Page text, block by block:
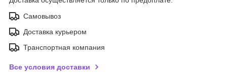
Самовывоз
Доставка курьером
Транспортная компания
Все условия доставки